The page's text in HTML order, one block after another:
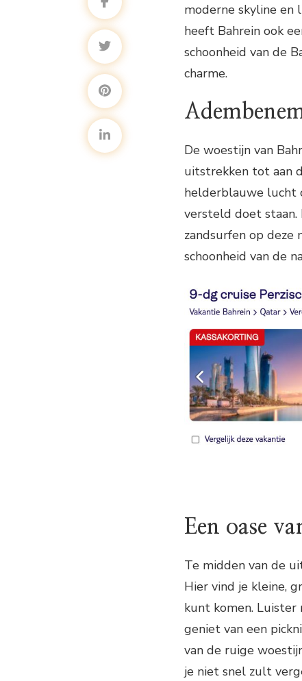
moderne skyline en
heeft Bahrein ook
schoonheid van de
charme.
De woestijn van
uitstrekken tot aan
helderblauwe lucht
versteld doet
zandsurfen op deze
schoonheid van de
Een oase
Te midden van de
Hier vind je kleine,
kunt komen.
geniet van een
van de ruige
je niet snel zult